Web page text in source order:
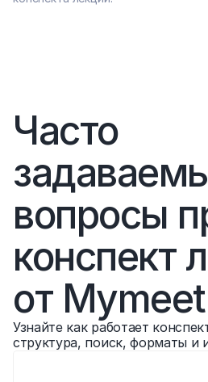
Часто
вопросы
конспект
от Mymeet
Узнайте как работает
структура, поиск, форматы и